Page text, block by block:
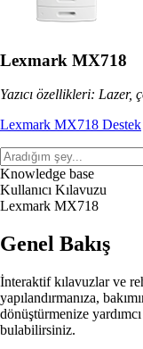
Lexmark MX718
Yazıcı özellikleri: Lazer,
Lexmark MX718 Destek
Knowledge base
Kullanıcı Kılavuzu
Lexmark MX718
Genel Bakış
İnteraktif kılavuzlar ve
yapılandırmanıza,
dönüştürmenize
bulabilirsiniz.